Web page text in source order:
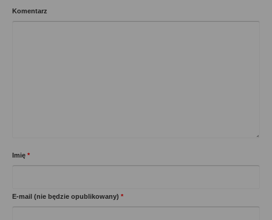
Komentarz
Imię *
E-mail (nie będzie opublikowany) *